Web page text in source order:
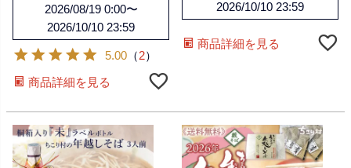
2026/08/19 0:00〜
2026/10/10 23:59
5.00 （2）
商品詳細を見る
2026/10/10 23:59
商品詳細を見る